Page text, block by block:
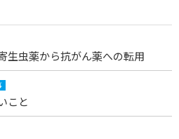
生虫薬から抗がん薬への転用
こと